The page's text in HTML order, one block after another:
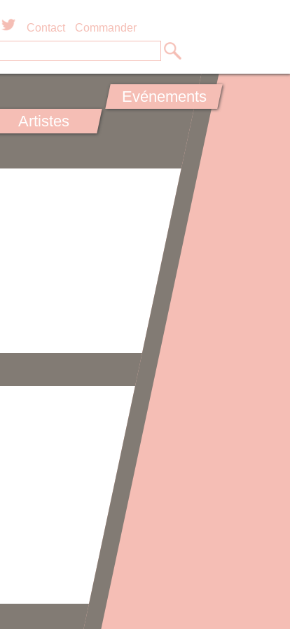
Contact Commander
Artistes
Evénements